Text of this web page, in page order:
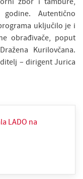
Autentično
uključilo je i
obrađivače, poput
Kurilovčana.
– dirigent Jurica
LADO na